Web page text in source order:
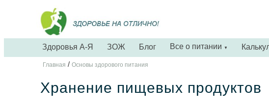
Здоровья А-Я ЗОЖ Блог Все о питании ▼
Главная / Основы здорового питания
Хранение пищевых продуктов